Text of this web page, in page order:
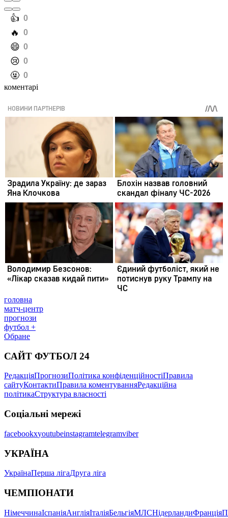
️👍 0
️🔥 0
️😄 0
️😢 0
️🤬 0
коментарі
головна
матч-центр
прогнози
футбол +
Обране
САЙТ ФУТБОЛ 24
РедакціяПрогнозиПолітика конфіденційностіПравила
сайтуКонтактиПравила коментуванняРедакційна
політикаСтруктура власності
Соціальні мережі
facebookxyoutubeinstagramtelegramviber
УКРАЇНА
УкраїнаПерша лігаДруга ліга
ЧЕМПІОНАТИ
НімеччинаІспаніяАнгліяІталіяБельгіяМЛСНідерландиФранція